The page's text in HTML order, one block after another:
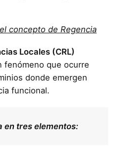
concepto de Regencia
Locales (CRL)
fenómeno que ocurre
donde emergen
funcional.
en tres elementos: